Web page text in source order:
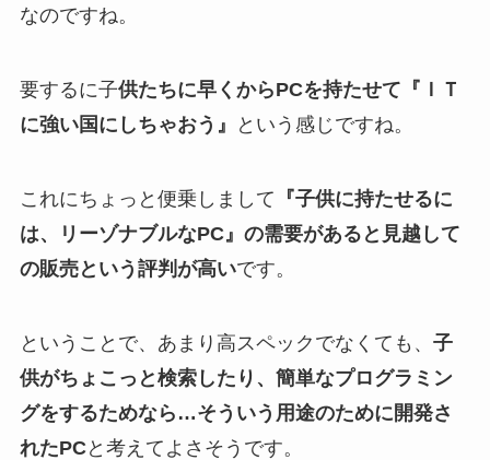
なのですね。
要するに子供たちに早くからPCを持たせて『ＩＴ
に強い国にしちゃおう』
という感じですね。
これにちょっと便乗しまして 『子供に持たせるに
は、リーゾナブルなPC』の需要があると見越して
の販売という評判が高いです。
ということで、あまり高スペックでなくても、 子
供がちょこっと検索したり、簡単なプログラミン
グをするためなら…そういう用途のために開発さ
れたPCと考えてよさそうです。